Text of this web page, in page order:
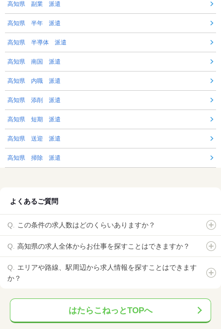
高知県 副業 派遣
高知県 半年 派遣
高知県 半導体 派遣
高知県 南国 派遣
高知県 内職 派遣
高知県 添削 派遣
高知県 短期 派遣
高知県 送迎 派遣
高知県 掃除 派遣
よくあるご質問
この条件の求人数はどのくらいありますか？
高知県の求人全体からお仕事を探すことはできますか？
エリアや路線、駅周辺から求人情報を探すことはできます
か？
はたらこねっとTOPへ